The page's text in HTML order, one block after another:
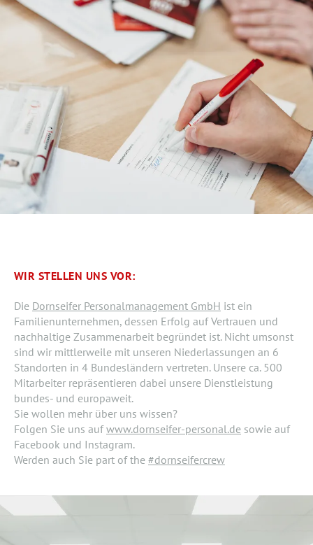
WIR STELLEN UNS VOR:
Die Dornseifer Personalmanagement GmbH ist ein
Familienunternehmen, dessen Erfolg auf Vertrauen und
nachhaltige Zusammenarbeit begründet ist. Nicht umsonst
sind wir mittlerweile mit unseren Niederlassungen an 6
Standorten in 4 Bundesländern vertreten. Unsere ca. 500
Mitarbeiter repräsentieren dabei unsere Dienstleistung
bundes- und europaweit.
Sie wollen mehr über uns wissen?
Folgen Sie uns aufwww.dornseifer-personal.de sowie auf
Facebook und Instagram.
Werden auch Sie part of the #dornseifercrew